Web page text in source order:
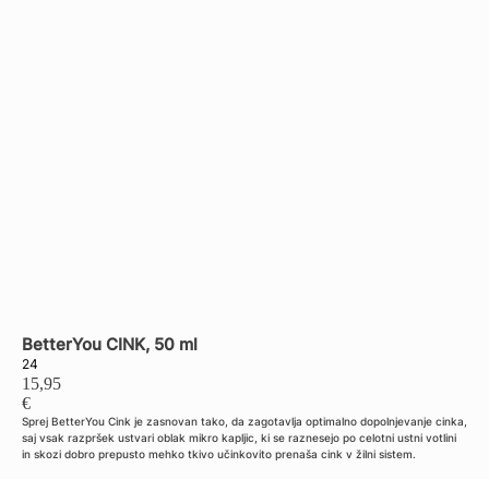
BetterYou CINK, 50 ml
24
15,95
€
Sprej BetterYou Cink je zasnovan tako, da zagotavlja optimalno dopolnjevanje cinka,
saj vsak razpršek ustvari oblak mikro kapljic, ki se raznesejo po celotni ustni votlini
in skozi dobro prepusto mehko tkivo učinkovito prenaša cink v žilni sistem.